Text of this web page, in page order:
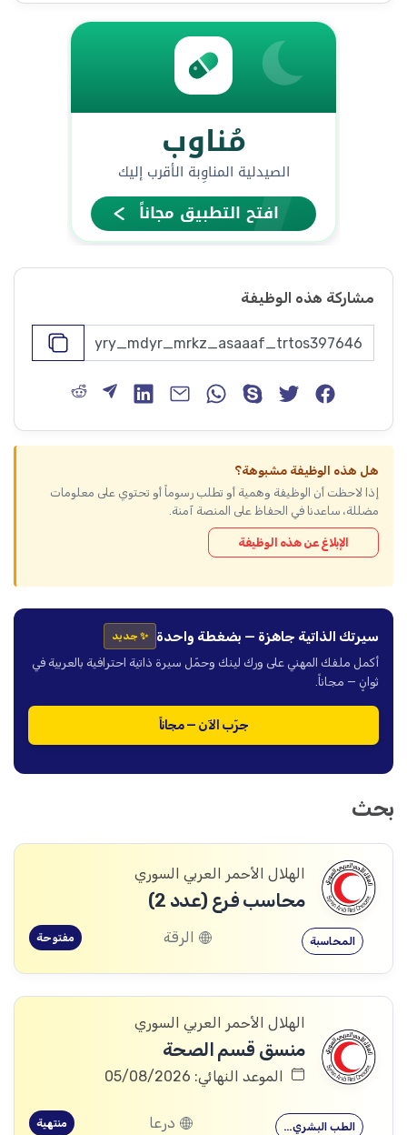
مشاركة هذه الوظيفة
هل هذه الوظيفة مشبوهة؟
إذا لاحظت أن الوظيفة وهمية أو تطلب رسوماً أو تحتوي على معلومات
مضللة، ساعدنا في الحفاظ على المنصة آمنة.
الإبلاغ عن هذه الوظيفة
سيرتك الذاتية جاهزة — بضغطة واحدة ✨ جديد
أكمل ملفك المهني على ورك لينك وحمّل سيرة ذاتية احترافية بالعربية في
ثوانٍ — مجاناً.
جرّب الآن — مجاناً
بحث
الهلال الأحمر العربي السوري
محاسب فرع (عدد 2)
المحاسبة الرقة مفتوحة
الهلال الأحمر العربي السوري
منسق قسم الصحة
الموعد النهائي: 05/08/2026
الطب البشري… درعا منتهية